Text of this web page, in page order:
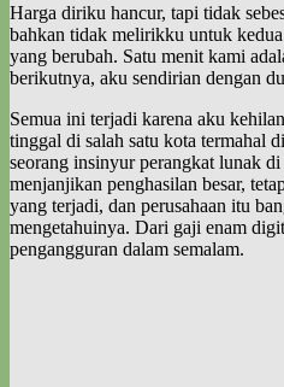
Harga diriku hancur, tapi tidak
bahkan tidak melirikku untuk
yang berubah. Satu menit kami
berikutnya, aku sendirian dengan
Semua ini terjadi karena aku
tinggal di salah satu kota termahal
seorang insinyur perangkat lunak
menjanjikan penghasilan besar,
yang terjadi, dan perusahaan itu
mengetahuinya. Dari gaji enam
pengangguran dalam semalam.